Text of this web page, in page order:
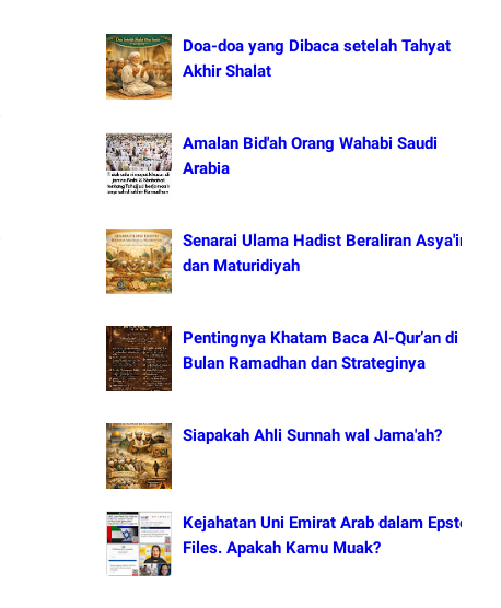
Doa-doa yang Dibaca setelah Tahyat
Akhir Shalat
Amalan Bid'ah Orang Wahabi Saudi
Arabia
Senarai Ulama Hadist Beraliran Asya'irah
dan Maturidiyah
Pentingnya Khatam Baca Al-Qur’an di
Bulan Ramadhan dan Strateginya
Siapakah Ahli Sunnah wal Jama'ah?
Kejahatan Uni Emirat Arab dalam Epstein
Files. Apakah Kamu Muak?